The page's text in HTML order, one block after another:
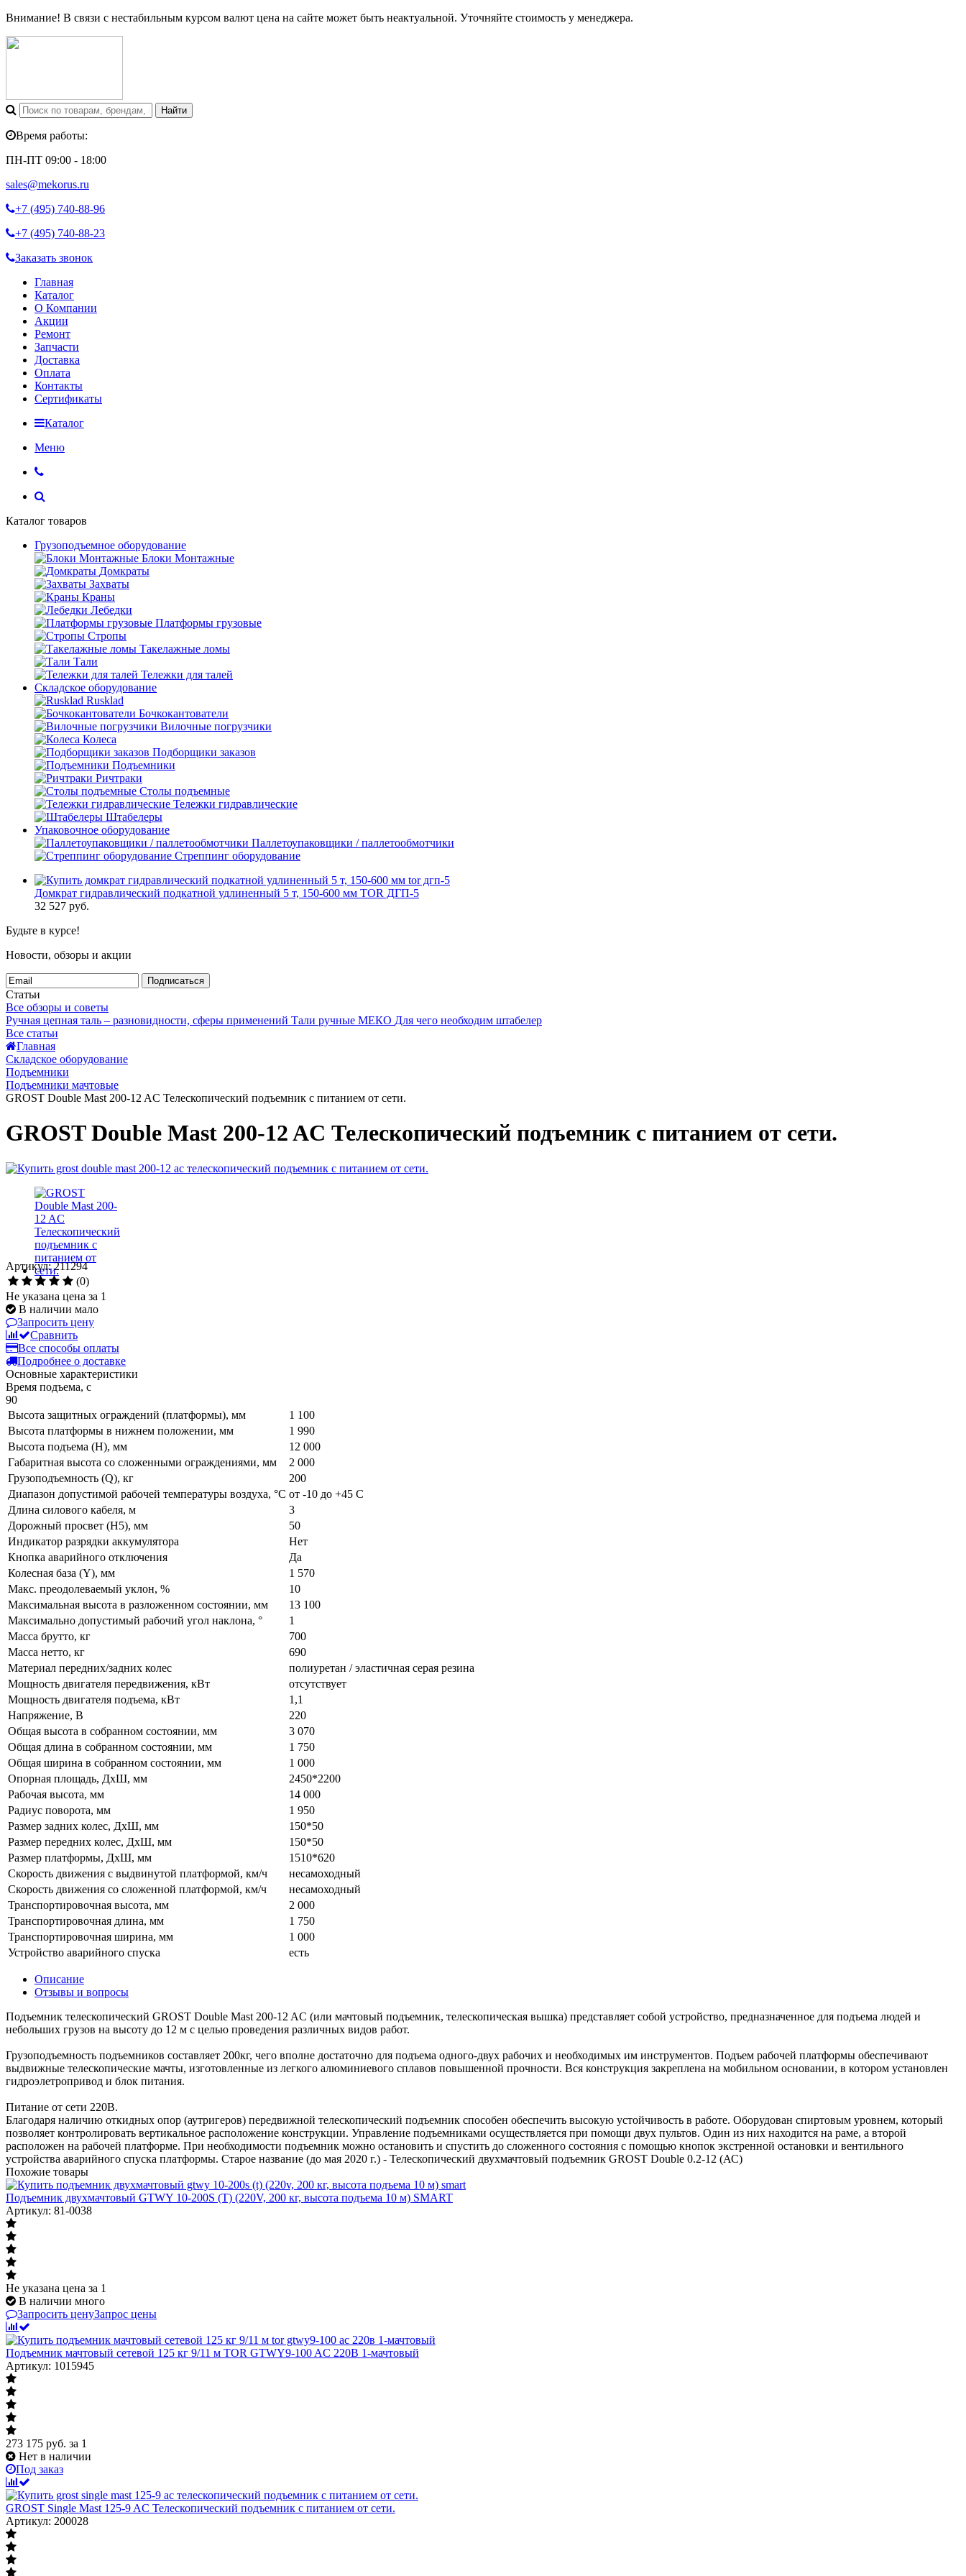
Внимание! В связи с нестабильным курсом валют цена на сайте может быть неактуальной. Уточняйте стоимость у менеджера.
Время работы:
ПН-ПТ 09:00 - 18:00
sales@mekorus.ru
+7 (495) 740-88-96
+7 (495) 740-88-23
Заказать звонок
Главная
Каталог
О Компании
Акции
Ремонт
Запчасти
Доставка
Оплата
Контакты
Сертификаты
Каталог
Меню
Каталог товаров
Грузоподъемное оборудование
Блоки Монтажные
Домкраты
Захваты
Краны
Лебедки
Платформы грузовые
Стропы
Такелажные ломы
Тали
Тележки для талей
Складское оборудование
Rusklad
Бочкокантователи
Вилочные погрузчики
Колеса
Подборщики заказов
Подъемники
Ричтраки
Столы подъемные
Тележки гидравлические
Штабелеры
Упаковочное оборудование
Паллетоупаковщики / паллетообмотчики
Стреппинг оборудование
Домкрат гидравлический подкатной удлиненный 5 т, 150-600 мм TOR ДГП-5
32 527 руб.
Будьте в курсе!
Новости, обзоры и акции
Подписаться
Статьи
Все обзоры и советы
Ручная цепная таль – разновидности, сферы применений Тали ручные МЕКО Для чего необходим штабелер
Все статьи
Главная
Складское оборудование
Подъемники
Подъемники мачтовые
GROST Double Mast 200-12 AC Телескопический подъемник с питанием от сети.
GROST Double Mast 200-12 AC Телескопический подъемник с питанием от сети.
Артикул: 211294
(0)
Не указана цена за 1
В наличии мало
Запросить цену
Сравнить
Все способы оплаты
Подробнее о доставке
Основные характеристики
Время подъема, с
90
Высота защитных ограждений (платформы), мм
1 100
Высота платформы в нижнем положении, мм
1 990
Высота подъема (H), мм
12 000
Габаритная высота со сложенными ограждениями, мм
2 000
Грузоподъемность (Q), кг
200
Диапазон допустимой рабочей температуры воздуха, °С от -10 до +45 С
Длина силового кабеля, м
3
Дорожный просвет (H5), мм
50
Индикатор разрядки аккумулятора
Нет
Кнопка аварийного отключения
Да
Колесная база (Y), мм
1 570
Макс. преодолеваемый уклон, %
10
Максимальная высота в разложенном состоянии, мм
13 100
Максимально допустимый рабочий угол наклона, °
1
Масса брутто, кг
700
Масса нетто, кг
690
Материал передних/задних колес
полиуретан / эластичная серая резина
Мощность двигателя передвижения, кВт
отсутствует
Мощность двигателя подъема, кВт
1,1
Напряжение, В
220
Общая высота в собранном состоянии, мм
3 070
Общая длина в собранном состоянии, мм
1 750
Общая ширина в собранном состоянии, мм
1 000
Опорная площадь, ДхШ, мм
2450*2200
Рабочая высота, мм
14 000
Радиус поворота, мм
1 950
Размер задних колес, ДхШ, мм
150*50
Размер передних колес, ДхШ, мм
150*50
Размер платформы, ДхШ, мм
1510*620
Скорость движения с выдвинутой платформой, км/ч
несамоходный
Скорость движения со сложенной платформой, км/ч
несамоходный
Транспортировочная высота, мм
2 000
Транспортировочная длина, мм
1 750
Транспортировочная ширина, мм
1 000
Устройство аварийного спуска
есть
Описание
Отзывы и вопросы
Подъемник телескопический GROST Double Mast 200-12 AC (или мачтовый подъемник, телескопическая вышка) представляет собой устройство, предназначенное для подъема людей и
небольших грузов на высоту до 12 м с целью проведения различных видов работ.
Грузоподъемность подъемников составляет 200кг, чего вполне достаточно для подъема одного-двух рабочих и необходимых им инструментов. Подъем рабочей платформы обеспечивают
выдвижные телескопические мачты, изготовленные из легкого алюминиевого сплавов повышенной прочности. Вся конструкция закреплена на мобильном основании, в котором установлен
гидроэлетропривод и блок питания.
Питание от сети 220В.
Благодаря наличию откидных опор (аутригеров) передвижной телескопический подъемник способен обеспечить высокую устойчивость в работе. Оборудован спиртовым уровнем, который
позволяет контролировать вертикальное расположение конструкции. Управление подъемниками осуществляется при помощи двух пультов. Один из них находится на раме, а второй
расположен на рабочей платформе. При необходимости подъемник можно остановить и спустить до сложенного состояния с помощью кнопок экстренной остановки и вентильного
устройства аварийного спуска платформы. Старое название (до мая 2020 г.) - Телескопический двухмачтовый подъемник GROST Double 0.2-12 (АС)
Похожие товары
Подъемник двухмачтовый GTWY 10-200S (T) (220V, 200 кг, высота подъема 10 м) SMART
Артикул: 81-0038
Не указана цена за 1
В наличии много
Запросить ценуЗапрос цены
Подъемник мачтовый сетевой 125 кг 9/11 м TOR GTWY9-100 AC 220В 1-мачтовый
Артикул: 1015945
273 175 руб. за 1
Нет в наличии
Под заказ
GROST Single Mast 125-9 AC Телескопический подъемник с питанием от сети.
Артикул: 200028